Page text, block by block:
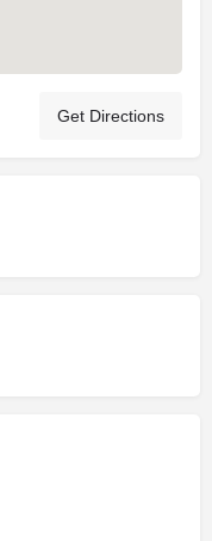
Get Directions